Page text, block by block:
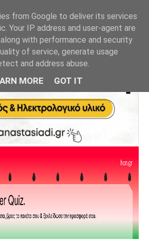
from Google to deliver its services
Your IP address and user-agent are
with performance and security
of service, generate usage
and address abuse.
MORE GOT IT